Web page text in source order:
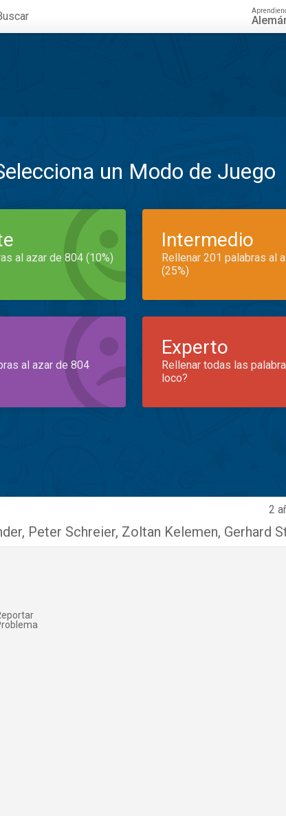
un Modo de Juego
al azar de 804 (10%)
Intermedio
Rellenar 201 palabras al
(25%)
al azar de 804
Experto
Rellenar todas las
loco?
2
, Peter Schreier, Zoltan Kelemen, Gerhard